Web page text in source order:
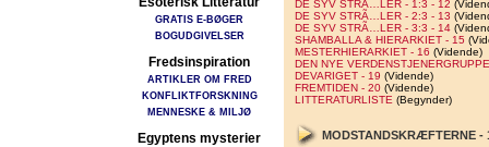
GRATIS E-BØGER
BOGUDGIVELSER
Fredsinspiration
ARTIKLER OM FRED
KONFLIKTFORSKNING
MENNESKE & MILJØ
Egyptens mysterier
DE SYV STRÃ…LER - 1:3 - 12
DE SYV STRÃ…LER - 2:3 - 13
DE SYV STRÃ…LER - 3:3 - 14
SHAMBALLA & HIERARKIET - 15
MESTERHIERARKIET - 16 (Vidende)
DEN NYE
DEVARIGET - 19 (Vidende)
FREMTIDEN - 20 (Vidende)
LITTERATURLISTE (Begynder)
MODSTANDSKRÆFTERNE -